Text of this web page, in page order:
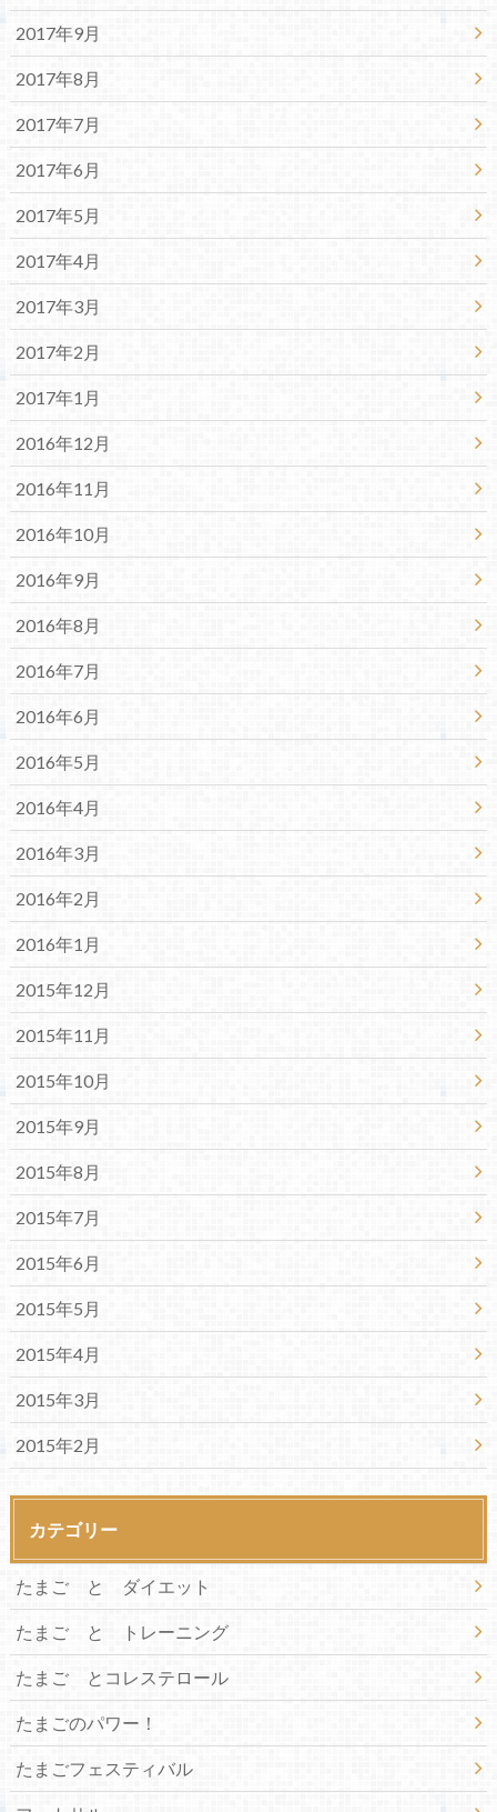
2017年9月
2017年8月
2017年7月
2017年6月
2017年5月
2017年4月
2017年3月
2017年2月
2017年1月
2016年12月
2016年11月
2016年10月
2016年9月
2016年8月
2016年7月
2016年6月
2016年5月
2016年4月
2016年3月
2016年2月
2016年1月
2015年12月
2015年11月
2015年10月
2015年9月
2015年8月
2015年7月
2015年6月
2015年5月
2015年4月
2015年3月
2015年2月
カテゴリー
たまご と ダイエット
たまご と トレーニング
たまご とコレステロール
たまごのパワー！
たまごフェスティバル